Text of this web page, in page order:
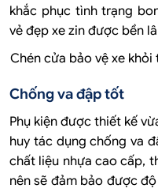
khắc phục tình trạng
vẻ đẹp xe zin được bền
Chén cửa bảo vệ xe
Chống va đập tốt
Phụ kiện được thiết kế
huy tác dụng chống va
chất liệu nhựa cao cấp,
nên sẽ đảm bảo được